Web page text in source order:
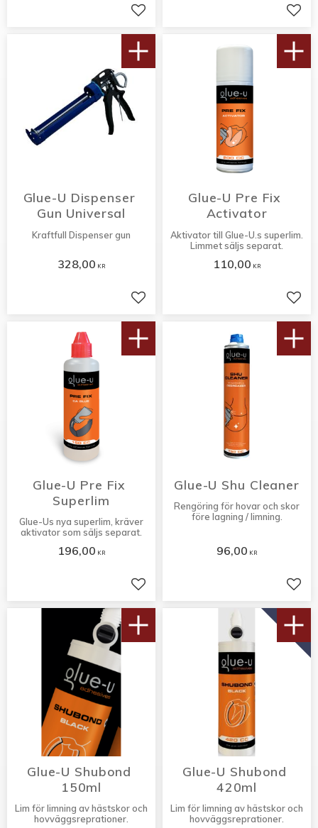
Lägg till i favoriter
Glue-U Dispenser
Gun Universal
Kraftfull Dispenser gun
328,00 KR
Lägg till i favoriter
Glue-U Pre Fix
Activator
Aktivator till Glue-U.s superlim.
Limmet säljs separat.
110,00 KR
Glue-U Pre Fix
Superlim
Glue-Us nya superlim, kräver
aktivator som säljs separat.
196,00 KR
Lägg till i favoriter
Glue-U Shu Cleaner
Rengöring för hovar och skor
före lagning / limning.
96,00 KR
Glue-U Shubond
150ml
​Lim för limning av hästskor och
hovväggsreprationer.
Glue-U Shubond
420ml
​Lim för limning av hästskor och
hovväggsreprationer.
NYHET!